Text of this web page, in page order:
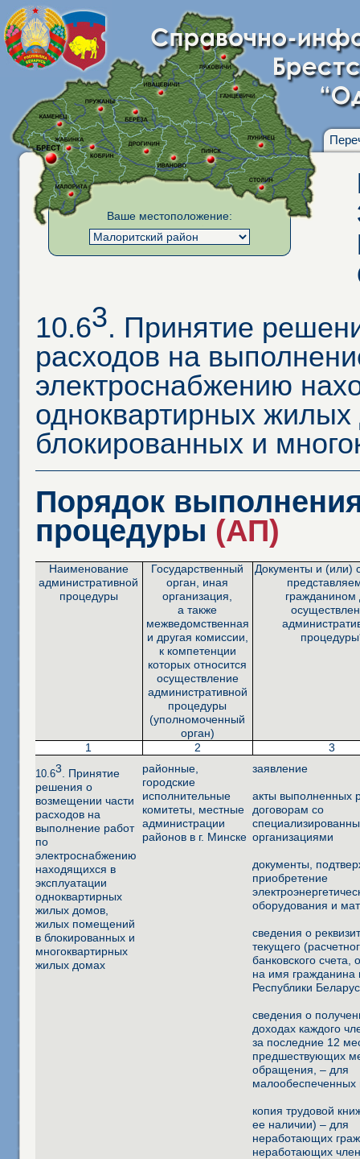
Ваше местоположение:
10.63. Принятие
расходов на
электроснабжению
одноквартирных
блокированных и
Порядок
процедуры (АП)
Наименование
административной
процедуры
Государственный
орган, иная
организация,
а также
межведомственная
и другая комиссии,
к компетенции
которых относится
осуществление
административной
процедуры
(уполномоченный
орган)
Документы и (или)
гражданином
1 2 3
10.63 . Принятие
решения о
возмещении части
расходов на
выполнение работ
по
электроснабжению
находящихся в
эксплуатации
одноквартирных
жилых домов,
жилых помещений
в блокированных и
многоквартирных
жилых домах
районные,
городские
исполнительные
комитеты, местные
администрации
районов в г. Минске
заявление
акты выполненных
договорам со
организациями
документы,
приобретение
оборудования и
сведения о
текущего
банковского счета,
на имя гражданина
Республики
сведения о
доходах каждого
за последние 12
предшествующих
обращения, – для
малообеспеченных
копия трудовой
ее наличии) – для
неработающих
неработающих